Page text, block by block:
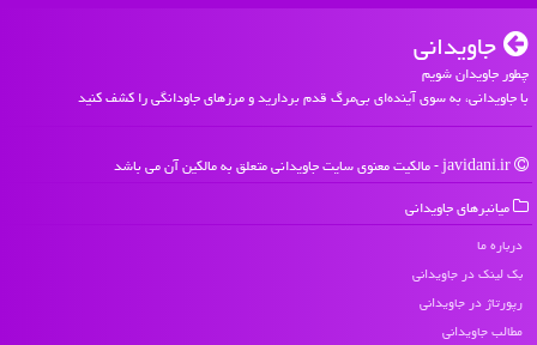
جاویدانی
چطور جاویدان شویم
با جاویدانی، به سوی آینده‌ای بی‌مرگ قدم بردارید و مرزهای جاودانگی را کشف کنید
میانبرهای جاویدانی
درباره ما
بک لینک در جاویدانی
رپورتاژ در جاویدانی
مطالب جاویدانی